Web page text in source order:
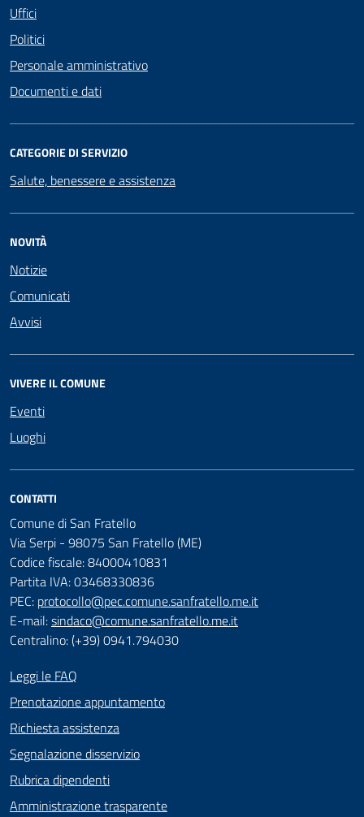
Uffici
Politici
Personale amministrativo
Documenti e dati
CATEGORIE DI SERVIZIO
Salute, benessere e assistenza
NOVITÀ
Notizie
Comunicati
Avvisi
VIVERE IL COMUNE
Eventi
Luoghi
CONTATTI
Comune di San Fratello
Via Serpi - 98075 San Fratello (ME)
Codice fiscale: 84000410831
Partita IVA: 03468330836
PEC: protocollo@pec.comune.sanfratello.me.it
E-mail:sindaco@comune.sanfratello.me.it
Centralino: (+39) 0941.794030
Leggi le FAQ
Prenotazione appuntamento
Richiesta assistenza
Segnalazione disservizio
Rubrica dipendenti
Amministrazione trasparente